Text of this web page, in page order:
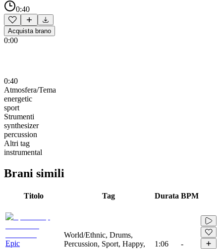
0:40
Acquista brano
0:00
0:40
Atmosfera/Tema
energetic
sport
Strumenti
synthesizer
percussion
Altri tag
instrumental
Brani simili
Titolo Tag Durata BPM
Epic
World/Ethnic, Drums,
Percussion, Sport, Happy,
1:06 -